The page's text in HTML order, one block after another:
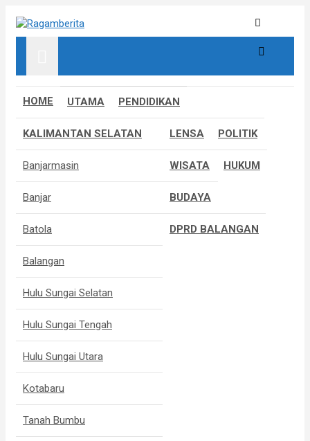
content
Ragamberita
Informatif, Edukatif & Inpiratif
HOME UTAMA PENDIDIKAN
KALIMANTAN SELATAN
Banjarmasin
Banjar
Batola
Balangan
Hulu Sungai Selatan
Hulu Sungai Tengah
Hulu Sungai Utara
Kotabaru
Tanah Bumbu
LENSA POLITIK
WISATA HUKUM
BUDAYA
DPRD BALANGAN